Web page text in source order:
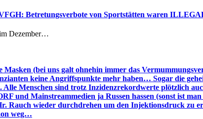
Betretungsverbote von Sportstätten waren
Dezember…
(bei uns galt ohnehin immer das
keine Angriffspunkte mehr haben… Sogar die
Menschen sind trotz Inzidenzrekordwerte plötzlich
und Mainstreammedien ja Russen hassen (sonst ist
Rauch wieder durchdrehen um den Injektionsdruck zu
weg…